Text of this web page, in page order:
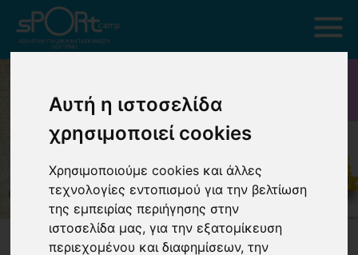
Αυτή η ιστοσελίδα
χρησιμοποιεί cookies
Χρησιμοποιούμε cookies και άλλες
τεχνολογίες εντοπισμού για την βελτίωση
της εμπειρίας περιήγησης στην
ιστοσελίδα μας, για την εξατομίκευση
περιεχομένου και διαφημίσεων, την